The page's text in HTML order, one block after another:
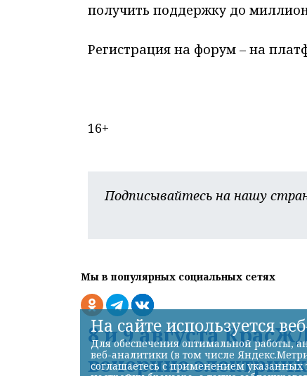
получить поддержку до
Регистрация на форум – на
16+
Подписывайтесь на нашу
Мы в популярных социальных сетях
8 и 9 августа
вечерние
На сайте используется
Для обеспечения оптимальной работы,
веб-аналитики (в том числе
соглашаетесь с применением